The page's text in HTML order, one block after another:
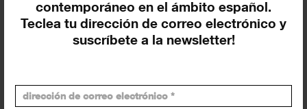
contemporáneo en el ámbito español.
Teclea tu dirección de correo electrónico y
suscríbete a la newsletter!